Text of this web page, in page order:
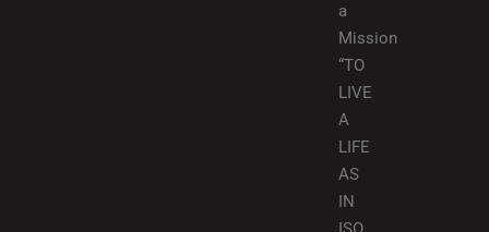
a
Mission
“TO
LIVE
A
LIFE
AS
IN